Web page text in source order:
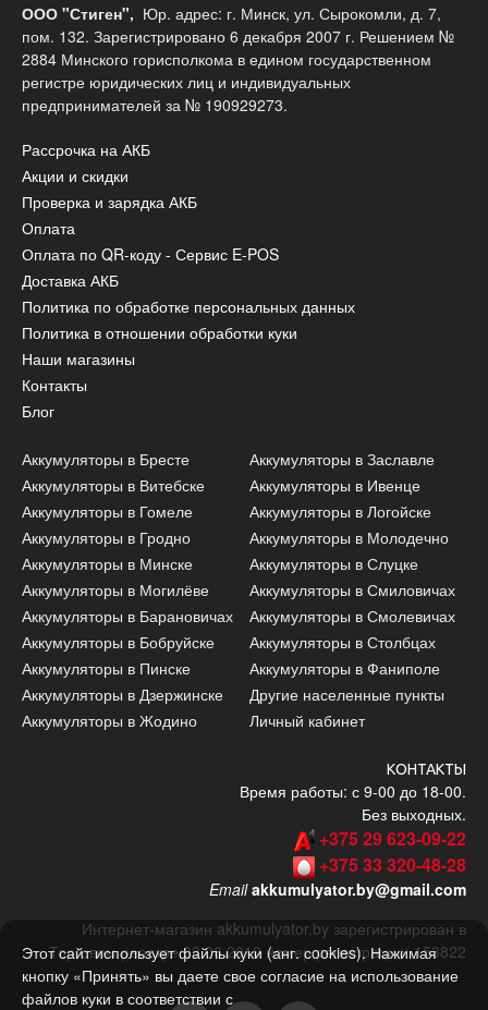
ООО "Стиген", Юр. адрес: г. Минск, ул. Сырокомли, д. 7,
пом. 132. Зарегистрировано 6 декабря 2007 г. Решением №
2884 Минского горисполкома в едином государственном
регистре юридических лиц и индивидуальных
предпринимателей за № 190929273.
Рассрочка на АКБ
Акции и скидки
Проверка и зарядка АКБ
Оплата
Оплата по QR-коду - Сервис E-POS
Доставка АКБ
Политика по обработке персональных данных
Политика в отношении обработки куки
Наши магазины
Контакты
Блог
Аккумуляторы в Бресте
Аккумуляторы в Витебске
Аккумуляторы в Гомеле
Аккумуляторы в Гродно
Аккумуляторы в Минске
Аккумуляторы в Могилёве
Аккумуляторы в Барановичах
Аккумуляторы в Бобруйске
Аккумуляторы в Пинске
Аккумуляторы в Дзержинске
Аккумуляторы в Жодино
Аккумуляторы в Заславле
Аккумуляторы в Ивенце
Аккумуляторы в Логойске
Аккумуляторы в Молодечно
Аккумуляторы в Слуцке
Аккумуляторы в Смиловичах
Аккумуляторы в Смолевичах
Аккумуляторы в Столбцах
Аккумуляторы в Фаниполе
Другие населенные пункты
Личный кабинет
КОНТАКТЫ
Время работы: с 9-00 до 18-00.
Без выходных.
+375 29 623-09-22
+375 33 320-48-28
Email akkumulyator.by@gmail.com
Интернет-магазин akkumulyator.by зарегистрирован в
Торговом реестре 03.06.2010 номер регистрации: 153822
Этот сайт использует файлы куки (анг. сookies). Нажимая
кнопку «Принять» вы даете свое согласие на использование
файлов куки в соответствии с